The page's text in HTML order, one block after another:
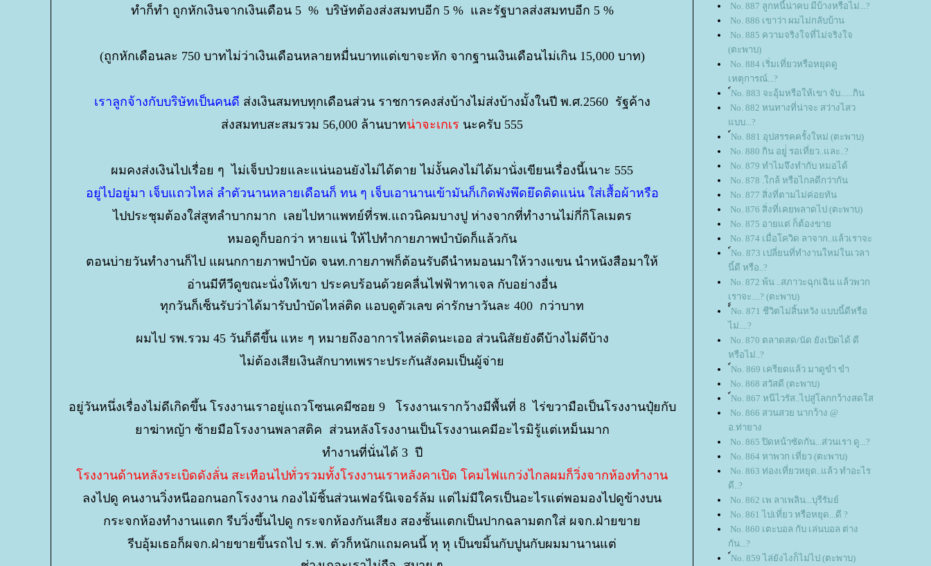
ทำก็ทำ ถูกหักเงินจากเงินเดือน 5 % บริษัทต้องส่งสมทบอีก 5 % และรัฐบาลส่งสมทบอีก 5 %
(ถูกหักเดือนละ 750 บาทไม่ว่าเงินเดือนหลายหมื่นบาทแต่เขาจะหัก จากฐานเงินเดือนไม่เกิน 15,000 บาท)
เราลูกจ้างกับบริษัทเป็นคนดี ส่งเงินสมทบทุกเดือนส่วน ราชการคงส่งบ้างไม่ส่งบ้างมั้งในปี พ.ศ.2560 รัฐค้าง
ส่งสมทบสะสมรวม 56,000 ล้านบาทน่าจะเกเร นะครับ 555
ผมคงส่งเงินไปเรื่อย ๆ ไม่เจ็บป่วยและแน่นอนยังไม่ได้ตาย ไม่งั้นคงไม่ได้มานั่งเขียนเรื่องนี้เนาะ 555
อยู่ไปอยู่มา เจ็บแถวไหล่ ลำตัวนานหลายเดือนก็ ทน ๆ เจ็บเอานานเข้ามันก็เกิดพังพึดยึดติดแน่น ใส่เสื้อผ้าหรือ
ไปประชุมต้องใส่สูทลำบากมาก เลยไปหาแพทย์ที่รพ.แถวนิคมบางปู ห่างจากที่ทำงานไม่กี่กิโลเมตร
หมอดูก็บอกว่า หายแน่ ให้ไปทำกายภาพบำบัดก็แล้วกัน
ตอนบ่ายวันทำงานก็ไป แผนกกายภาพบำบัด จนท.กายภาพก็ต้อนรับดีนำหมอนมาให้วางแขน นำหนังสือมาให้
อ่านมีทีวีดูขณะนั่งให้เขา ประคบร้อนด้วยคลื่นไฟฟ้าทาเจล กับอย่างอื่น
ทุกวันก็เซ็นรับว่าได้มารับบำบัดไหล่ติด แอบดูตัวเลข ค่ารักษาวันละ 400 กว่าบาท
ผมไป รพ.รวม 45 วันก็ดีขึ้น แหะ ๆ หมายถึงอาการไหล่ติดนะเออ ส่วนนิสัยยังดีบ้างไม่ดีบ้าง
ไม่ต้องเสียเงินสักบาทเพราะประกันสังคมเป็นผู้จ่า
อยู่วันหนึ่งเรื่องไม่ดีเกิดขึ้น โรงงานเราอยู่แถวโซนเคมีซอย 9 โรงงานเรากว้างมีพื้นที่ 8 ไร่ขวามือเป็นโรงงานปุ๋ยกับ
าฆ่าหญ้า ซ้ายมือโรงงานพลาสติค ส่วนหลังโรงงานเป็นโรงงานเคมีอะไรมิรู้แต่เหม็นมาก
ทำงานที่นั่นได้ 3 ปี
รงงานด้านหลังระเบิดดังลั่น สะเทือนไปทั่วรวมทั้งโรงงานเราหลังคาเปิด โคมไฟแกว่งไกลผมก็วิ่งจากห้องทำงาน
ลงไปดู คนงานวิ่งหนีออกนอกโรงงาน กองไม้ชิ้นส่วนเฟอร์นิเจอร์ล้ม แต่ไม่มีใครเป็นอะไรแต่พอมองไปดูข้างบน
กระจกห้องทำงานแตก รีบวิ่งขึ้นไปดู กระจกห้องกันเสียง สองชั้นแตกเป็นปากฉลามตกใส่ ผจก.ฝ่ายขา
รีบอุ้มเธอก็ผจก.ฝ่ายขายขึ้นรถไป ร.พ. ตัวก็หนักแถมคนนี้ หุ หุ เป็นขมิ้นกับปูนกับผมมานานแต่
No. 887 ลูกหนี้น่าคบ มีบ้างหรือไม่...?
No. 886 เขาว่า ผมไม่กลับบ้าน
No. 885 ความจริงใจที่ไม่จริงใจ
(ตะพาบ)
No. 884 เริ่มเที่ยวหรือหยุดดู
เหตุการณ์...?
์No. 883 จะอุ้มหรือให้เขา จับ......กิน
No. 882 หนทางที่น่าจะ สว่างไสว
บบ...?
์No. 881 อุปสรรคครั้งใหม่ (ตะพาบ)
No. 880 กิน อยู่่ รอเที่ยว..และ..?
No. 879 ทำไมจึงทำกับ หมอได้
No. 878 .ใกล้ หรือไกลดีกว่ากัน
No. 877 สิ่งที่ตามไม่ค่อยทัน
No. 876 สิ่งที่เคยพลาดไป (ตะพาบ)
No. 875 อายแต่ ก็ต้องขา
No. 874 เมื่อโควิด ลาจาก..แล้วเราจะ
์No. 873 เปลี่ยนที่ทำงานใหม่ในเวลา
นี้ดี หรือ..?
No. 872 พ้น ..สภาวะฉุกเฉิน แล้วพวก
เราจะ....? (ตะพาบ)
์์No. 871 ชีวิตไม่สิ้นหวัง แบบนี้ดีหรือ
ไม่....?
No. 870 ตลาดสด/นัด ยังเปิดได้ ดี
หรือไม่..?
์No. 869 เครียดแล้ว มาดูขำ ขำ
No. 868 สวัสดี (ตะพาบ)
์No. 867 หนีไวรัส..ไปสู่โลกกว้างสดใส
No. 866 สวนสวย นากว้าง @
อ.ท่ายาง
No. 865 ปิดหน้าซัดกัน...ส่วนเรา ดู...?
No. 864 หาพวก เที่ยว (ตะพาบ)
No. 863 ท่องเที่ยวหยุด..แล้ว ทำอะไร
ดี..?
No. 862 เพ ลาเพลิน...บุรีรัมย์
No. 861 ไปเที่ยว หรือหยุด...ดี ?
No. 860 เตะบอล กับ เล่นบอล ต่าง
กัน...?
์No. 859 ไล่ยังไงก็ไม่ไป (ตะพาบ)